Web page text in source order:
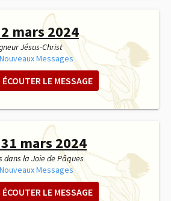
mars 2024
Jésus-Christ
Nouveaux Messages
ÉCOUTER LE MESSAGE
mars 2024
dans la Joie de Pâques
Nouveaux Messages
ÉCOUTER LE MESSAGE